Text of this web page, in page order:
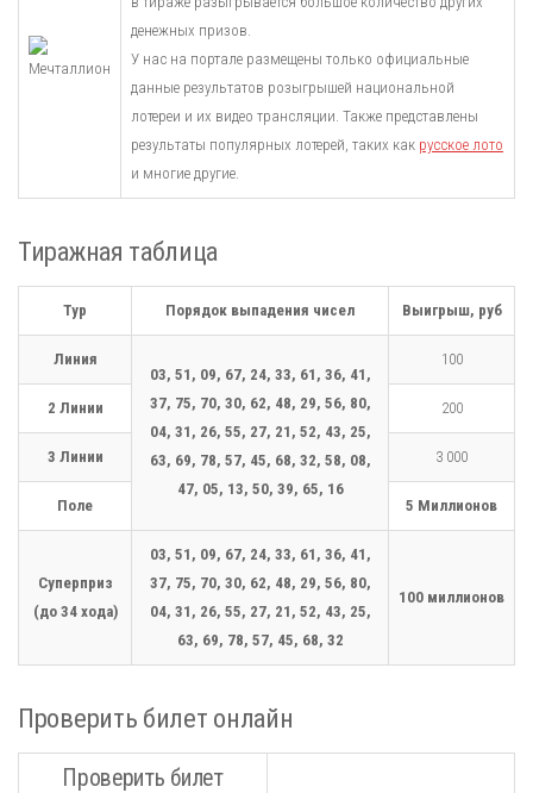
денежных призов.
У нас на портале размещены только официальные
данные результатов розыгрышей национальной
лотереи и их видео трансляции. Также представлены
результаты популярных лотерей, таких как русское лото
и многие другие.
Тиражная таблица
Тур Порядок выпадения чисел Выигрыш, руб
Линия
03, 51, 09, 67, 24, 33, 61, 36, 41,
37, 75, 70, 30, 62, 48, 29, 56, 80,
04, 31, 26, 55, 27, 21, 52, 43, 25,
63, 69, 78, 57, 45, 68, 32, 58, 08,
47, 05, 13, 50, 39, 65, 16
100
2 Линии 200
3 Линии 3 000
Поле 5 Миллионов
Суперприз
(до 34 хода)
03, 51, 09, 67, 24, 33, 61, 36, 41,
37, 75, 70, 30, 62, 48, 29, 56, 80,
04, 31, 26, 55, 27, 21, 52, 43, 25,
63, 69, 78, 57, 45, 68, 32
100 миллионов
Проверить билет онлайн
Проверить билет